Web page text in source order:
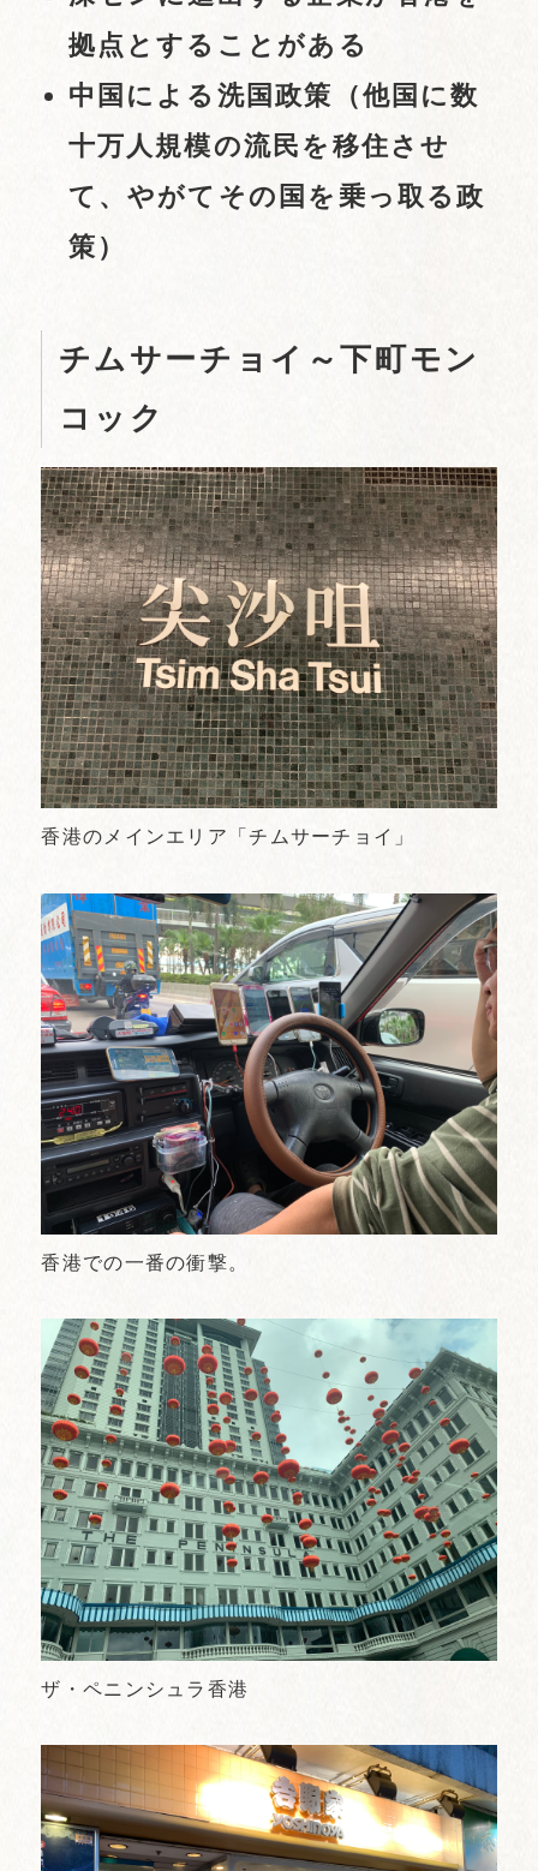
拠点とすることがある
中国による洗国政策（他国に数
十万人規模の流民を移住させ
て、やがてその国を乗っ取る政
策）
チムサーチョイ～下町モン
コック
香港のメインエリア「チムサーチョイ」
香港での一番の衝撃。
ザ・ペニンシュラ香港